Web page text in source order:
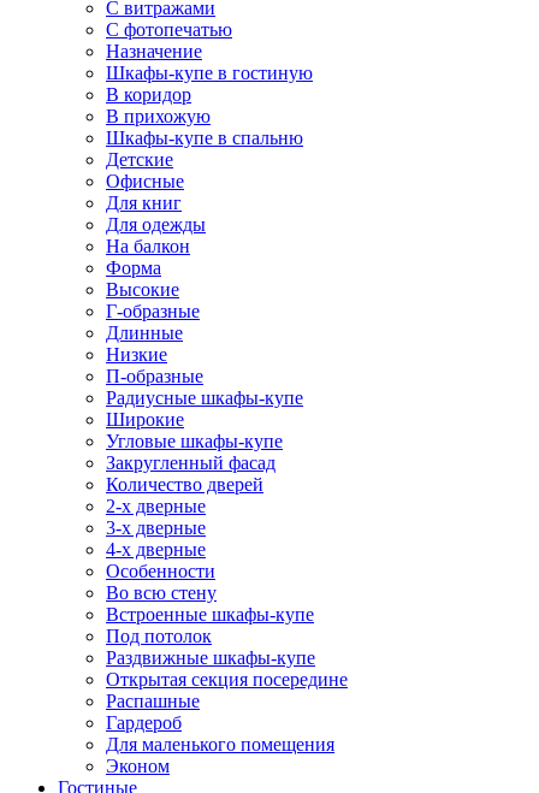
С витражами
С фотопечатью
Назначение
Шкафы-купе в гостиную
В коридор
В прихожую
Шкафы-купе в спальню
Детские
Офисные
Для книг
Для одежды
На балкон
Форма
Высокие
Г-образные
Длинные
Низкие
П-образные
Радиусные шкафы-купе
Широкие
Угловые шкафы-купе
Закругленный фасад
Количество дверей
2-х дверные
3-х дверные
4-х дверные
Особенности
Во всю стену
Встроенные шкафы-купе
Под потолок
Раздвижные шкафы-купе
Открытая секция посередине
Распашные
Гардероб
Для маленького помещения
Эконом
Гостиные